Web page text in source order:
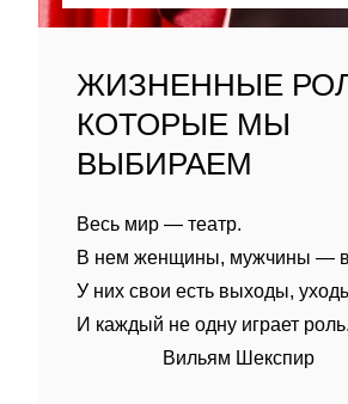
ЖИЗНЕННЫЕ
КОТОРЫЕ МЫ
ВЫБИРАЕМ
Весь мир — театр.
В нем женщины, мужчины —
У них свои есть выходы,
И каждый не одну играет роль.
Вильям Шекспир